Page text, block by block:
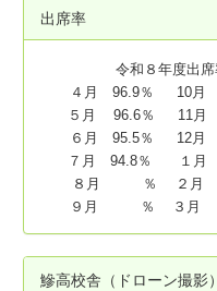
出席率
令和８年度出席
４月 96.9％
５月 96.6％
６月 95.5％
７月 94.8％ １
８月 ％ ２
９月 ％ ３
鰺高校舎（ドローン撮影）